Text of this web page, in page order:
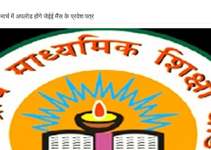
मार्च में अपलोड होंगे जेईई मैंस के प्रवेश पत्र